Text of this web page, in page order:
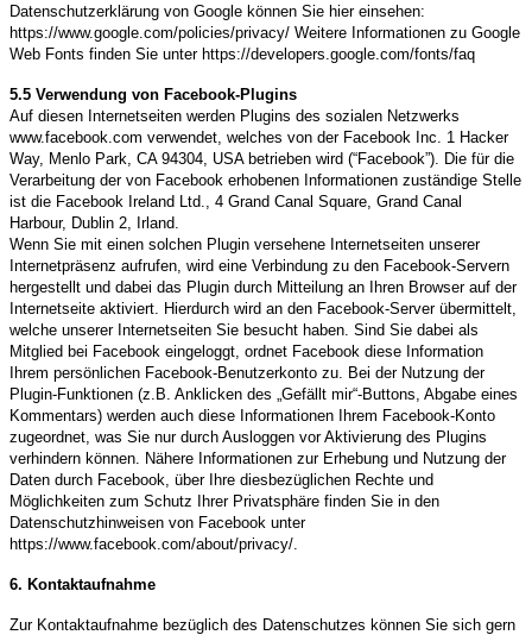
Datenschutzerklärung von Google können Sie hier einsehen:
https://www.google.com/policies/privacy/ Weitere Informationen zu Google
Web Fonts finden Sie unter https://developers.google.com/fonts/faq
5.5 Verwendung von Facebook-Plugins
Auf diesen Internetseiten werden Plugins des sozialen Netzwerks
www.facebook.com verwendet, welches von der Facebook Inc. 1 Hacker
Way, Menlo Park, CA 94304, USA betrieben wird (“Facebook”). Die für die
Verarbeitung der von Facebook erhobenen Informationen zuständige Stelle
ist die Facebook Ireland Ltd., 4 Grand Canal Square, Grand Canal
Harbour, Dublin 2, Irland.
Wenn Sie mit einen solchen Plugin versehene Internetseiten unserer
Internetpräsenz aufrufen, wird eine Verbindung zu den Facebook-Servern
hergestellt und dabei das Plugin durch Mitteilung an Ihren Browser auf der
Internetseite aktiviert. Hierdurch wird an den Facebook-Server übermittelt,
welche unserer Internetseiten Sie besucht haben. Sind Sie dabei als
Mitglied bei Facebook eingeloggt, ordnet Facebook diese Information
Ihrem persönlichen Facebook-Benutzerkonto zu. Bei der Nutzung der
Plugin-Funktionen (z.B. Anklicken des „Gefällt mir“-Buttons, Abgabe eines
Kommentars) werden auch diese Informationen Ihrem Facebook-Konto
zugeordnet, was Sie nur durch Ausloggen vor Aktivierung des Plugins
verhindern können. Nähere Informationen zur Erhebung und Nutzung der
Daten durch Facebook, über Ihre diesbezüglichen Rechte und
Möglichkeiten zum Schutz Ihrer Privatsphäre finden Sie in den
Datenschutzhinweisen von Facebook unter
https://www.facebook.com/about/privacy/.
6. Kontaktaufnahme
Zur Kontaktaufnahme bezüglich des Datenschutzes können Sie sich gern